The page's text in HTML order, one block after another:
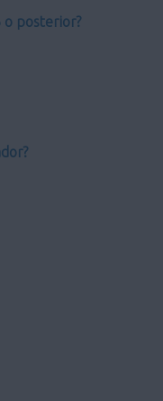
posterior?